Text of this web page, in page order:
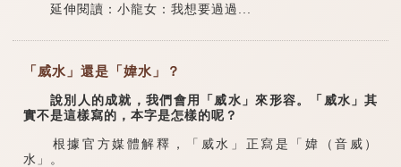
延伸閱讀：小龍女：我想要過過...
「威水」還是「媁水」？
說別人的成就，我們會用「威水」來形容。「威水」其
實不是這樣寫的，本字是怎樣的呢？
根據官方媒體解釋，「威水」正寫是「媁（音威）
水」。